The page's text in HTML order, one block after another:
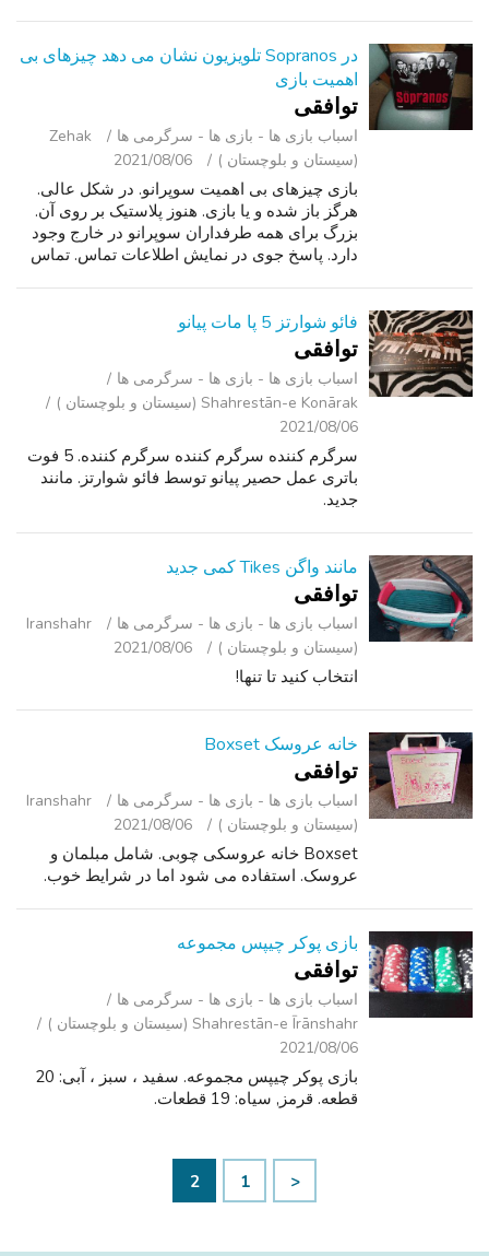
در Sopranos تلویزیون نشان می دهد چیزهای بی
اهمیت بازی
توافقی
اسباب‌ بازی ها - بازی ها - سرگرمی ‌ها
Zehak
(سیستان و بلوچستان )
2021/08/06
بازی چیزهای بی اهمیت سوپرانو. در شکل عالی.
هرگز باز شده و یا بازی. هنوز پلاستیک بر روی آن.
بزرگ برای همه طرفداران سوپرانو در خارج وجود
دارد. پاسخ جوی در نمایش اطلاعات تماس. تماس
فائو شوارتز 5 پا مات پیانو
توافقی
اسباب‌ بازی ها - بازی ها - سرگرمی ‌ها
Shahrestān-e Konārak (سیستان و بلوچستان )
2021/08/06
سرگرم کننده سرگرم کننده سرگرم کننده. 5 فوت
باتری عمل حصیر پیانو توسط فائو شوارتز. مانند
جدید.
مانند واگن Tikes کمی جدید
توافقی
اسباب‌ بازی ها - بازی ها - سرگرمی ‌ها
Iranshahr
(سیستان و بلوچستان )
2021/08/06
انتخاب کنید تا تنها!
خانه عروسک Boxset
توافقی
اسباب‌ بازی ها - بازی ها - سرگرمی ‌ها
Iranshahr
(سیستان و بلوچستان )
2021/08/06
Boxset خانه عروسکی چوبی. شامل مبلمان و
عروسک. استفاده می شود اما در شرایط خوب.
بازی پوکر چیپس مجموعه
توافقی
اسباب‌ بازی ها - بازی ها - سرگرمی ‌ها
Shahrestān-e Īrānshahr (سیستان و بلوچستان )
2021/08/06
بازی پوکر چیپس مجموعه. سفید ، سبز ، آبی: 20
قطعه. قرمز, سیاه: 19 قطعات.
<
1
2